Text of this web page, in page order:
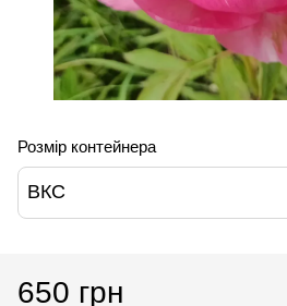
Розмір контейнера
ВКС
650 грн